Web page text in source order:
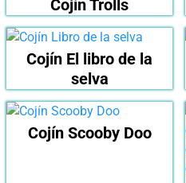
Cojín Trolls
Cojín El libro de la
selva
Cojín Scooby Doo